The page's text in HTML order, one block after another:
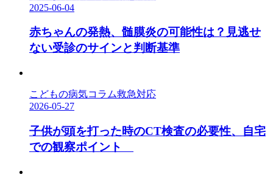
2025-06-04
赤ちゃんの発熱、髄膜炎の可能性は？見逃せ
ない受診のサインと判断基準
こどもの病気コラム救急対応
2026-05-27
子供が頭を打った時のCT検査の必要性、自宅
での観察ポイント